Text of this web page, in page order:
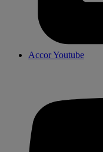
Accor Youtube